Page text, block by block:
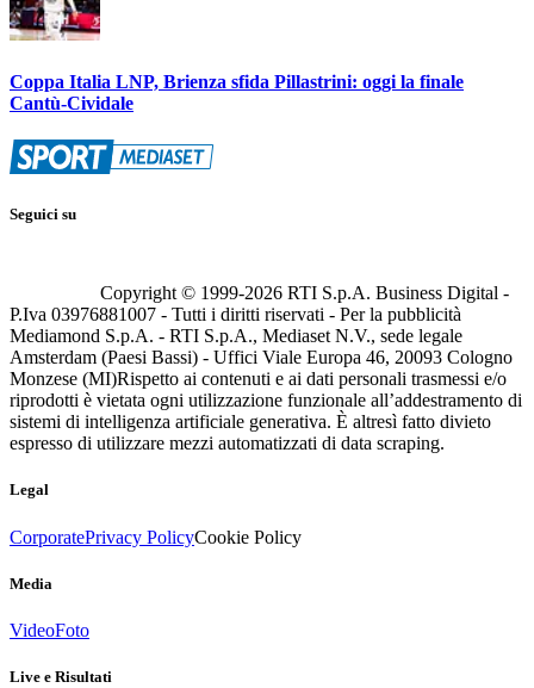
Coppa Italia LNP, Brienza sfida Pillastrini: oggi la finale
Cantù-Cividale
Seguici su
Copyright © 1999-2026 RTI S.p.A. Business Digital -
P.Iva 03976881007 - Tutti i diritti riservati - Per la pubblicità
Mediamond S.p.A. - RTI S.p.A., Mediaset N.V., sede legale
Amsterdam (Paesi Bassi) - Uffici Viale Europa 46, 20093 Cologno
Monzese (MI)Rispetto ai contenuti e ai dati personali trasmessi e/o
riprodotti è vietata ogni utilizzazione funzionale all’addestramento di
sistemi di intelligenza artificiale generativa. È altresì fatto divieto
espresso di utilizzare mezzi automatizzati di data scraping.
Legal
CorporatePrivacy PolicyCookie Policy
Media
VideoFoto
Live e Risultati